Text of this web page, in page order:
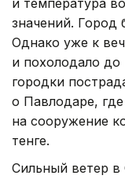
и температура
значений. Город
Однако уже к
и похолодало до
городки
о Павлодаре, где
на сооружение
тенге.
Сильный ветер в